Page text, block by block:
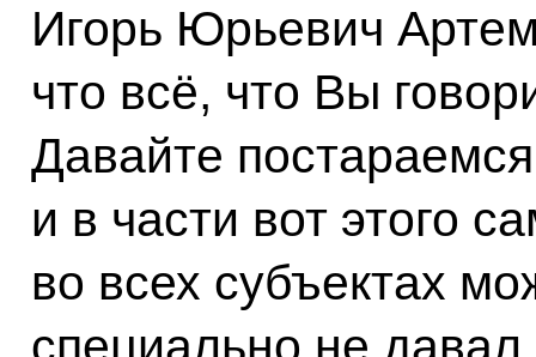
Игорь Юрьевич
что всё, что Вы
Давайте
и в части вот этого
во всех субъектах